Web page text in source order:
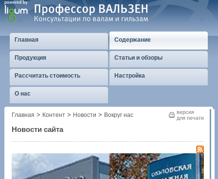
Главная Содержание
Продукция Статьи и обзоры
Рассчитать стоимость Настройка
О нас
версия
для печати
Главная > Контент > Новости > Вокруг нас
Новости сайта